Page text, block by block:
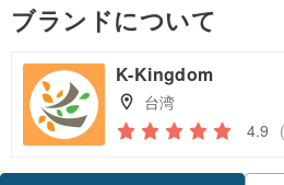
ブランドについて
K-Kingdom
台湾
4.9